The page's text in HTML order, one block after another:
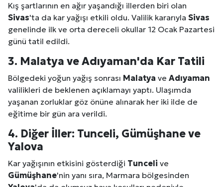
Kış şartlarının en ağır yaşandığı illerden biri olan
Sivas'ta da kar yağışı etkili oldu. Valilik kararıyla Sivas
genelinde ilk ve orta dereceli okullar 12 Ocak Pazartesi
günü tatil edildi.
3. Malatya veAdıyaman'da Kar Tatili
Bölgedeki yoğun yağış sonrası Malatya ve Adıyaman
valilikleri de beklenen açıklamayı yaptı. Ulaşımda
yaşanan zorluklar göz önüne alınarak her iki ilde de
eğitime bir gün ara verildi.
4. Diğer İller: Tunceli, Gümüşhaneve
Yalova
Kar yağışının etkisini gösterdiği Tunceli ve
Gümüşhane'nin yanı sıra, Marmara bölgesinden